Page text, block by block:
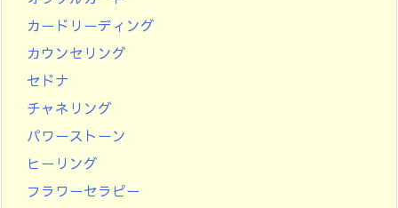
カードリーディング
カウンセリング
セドナ
チャネリング
パワーストーン
ヒーリング
フラワーセラピー